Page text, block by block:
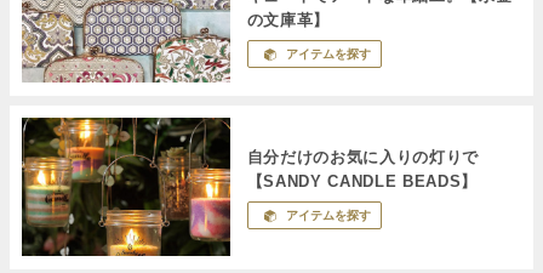
の文庫革】
アイテムを探す
自分だけのお気に入りの灯りで
【SANDY CANDLE BEADS】
アイテムを探す